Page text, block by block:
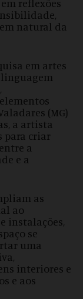
reflexões
natural da
em artes
(MG)
a artista
para criar
a
e a
as
ao
instalações,
se
uma
interiores e
e aos